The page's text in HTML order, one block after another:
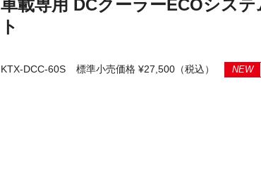
車載専用 DCクーラーECOシス
ト
KTX-DCC-60S 標準小売価格 ¥27,500（税込） NEW